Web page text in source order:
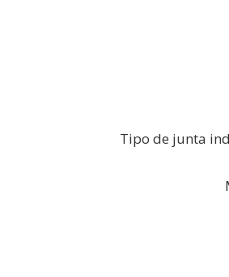
Tipo de junta